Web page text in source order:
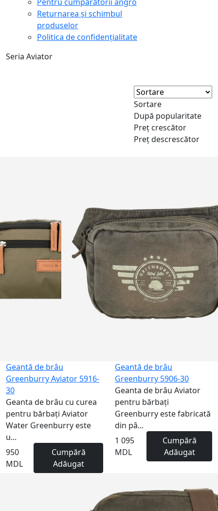
Returnarea și schimbul
produselor
Politica de confidențialitate
Seria Aviator
Sortare
După popularitate
Preț crescător
Preț descrescător
Geantă de brâu
Greenburry Aviator 5916-
30
Geanta de brâu cu curea
pentru bărbați Aviator
Water Greenburry este
u...
950
MDL
Cumpără
Adăugat
Geantă de brâu
Greenburry 5906-30
Geanta de brâu Aviator
pentru bărbați
Greenburry este fabricată
din pâ...
1 095
MDL
Cumpără
Adăugat